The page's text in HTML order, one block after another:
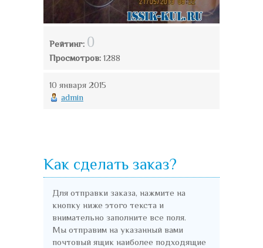
Рейтинг: 0
Просмотров: 1288
10 января 2015
admin
Как сделать заказ?
Для отправки заказа, нажмите на
кнопку ниже этого текста и
внимательно заполните все поля.
Мы отправим на указанный вами
почтовый ящик наиболее подходящие